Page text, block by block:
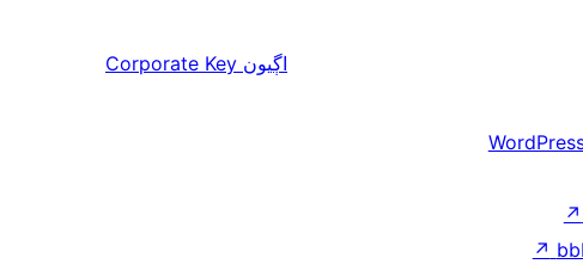
اڳيون Corporate Key
↗
↗